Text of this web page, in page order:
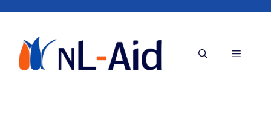
inhoud
Menu